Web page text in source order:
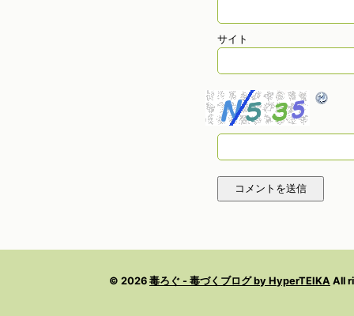
サイト
© 2026 毒ろぐ - 毒づくブログ by HyperTEIKA All